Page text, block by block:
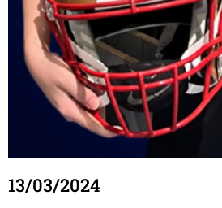
13/03/2024